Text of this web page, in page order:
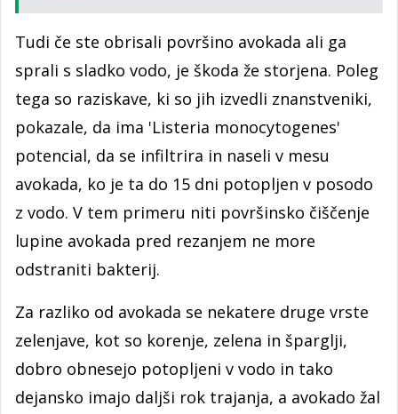
Tudi če ste obrisali površino avokada ali ga
sprali s sladko vodo, je škoda že storjena. Poleg
tega so raziskave, ki so jih izvedli znanstveniki,
pokazale, da ima 'Listeria monocytogenes'
potencial, da se infiltrira in naseli v mesu
avokada, ko je ta do 15 dni potopljen v posodo
z vodo. V tem primeru niti površinsko čiščenje
lupine avokada pred rezanjem ne more
odstraniti bakterij.
Za razliko od avokada se nekatere druge vrste
zelenjave, kot so korenje, zelena in šparglji,
dobro obnesejo potopljeni v vodo in tako
dejansko imajo daljši rok trajanja, a avokado žal